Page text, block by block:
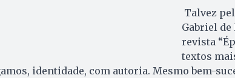
Talvez
Gabriel
revista
textos
identidade, com autoria. Mesmo bem-